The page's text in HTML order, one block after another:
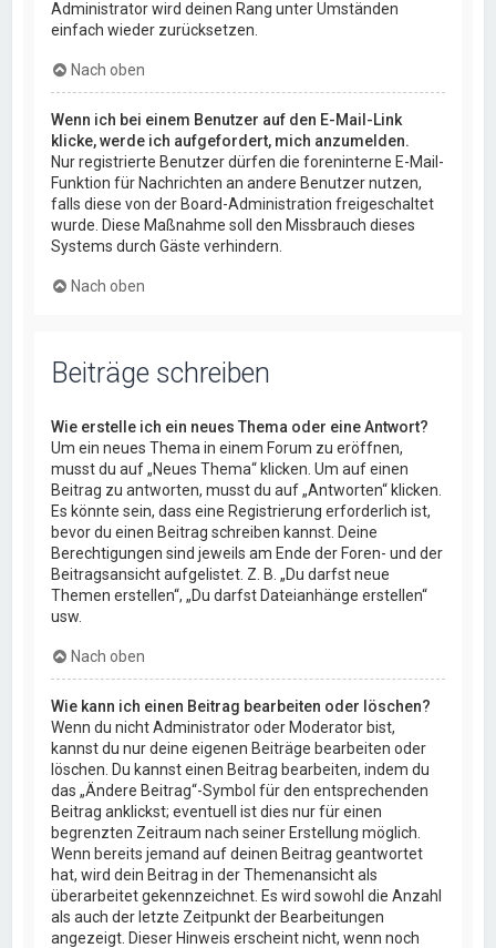
Administrator wird deinen Rang unter Umständen
einfach wieder zurücksetzen.
Nach oben
Wenn ich bei einem Benutzer auf den E-Mail-Link
klicke, werde ich aufgefordert, mich anzumelden.
Nur registrierte Benutzer dürfen die foreninterne E-Mail-
Funktion für Nachrichten an andere Benutzer nutzen,
falls diese von der Board-Administration freigeschaltet
wurde. Diese Maßnahme soll den Missbrauch dieses
Systems durch Gäste verhindern.
Nach oben
Beiträge schreiben
Wie erstelle ich ein neues Thema oder eine Antwort?
Um ein neues Thema in einem Forum zu eröffnen,
musst du auf „Neues Thema“ klicken. Um auf einen
Beitrag zu antworten, musst du auf „Antworten“ klicken.
Es könnte sein, dass eine Registrierung erforderlich ist,
bevor du einen Beitrag schreiben kannst. Deine
Berechtigungen sind jeweils am Ende der Foren- und der
Beitragsansicht aufgelistet. Z. B. „Du darfst neue
Themen erstellen“, „Du darfst Dateianhänge erstellen“
usw.
Nach oben
Wie kann ich einen Beitrag bearbeiten oder löschen?
Wenn du nicht Administrator oder Moderator bist,
kannst du nur deine eigenen Beiträge bearbeiten oder
löschen. Du kannst einen Beitrag bearbeiten, indem du
das „Ändere Beitrag“-Symbol für den entsprechenden
Beitrag anklickst; eventuell ist dies nur für einen
begrenzten Zeitraum nach seiner Erstellung möglich.
Wenn bereits jemand auf deinen Beitrag geantwortet
hat, wird dein Beitrag in der Themenansicht als
überarbeitet gekennzeichnet. Es wird sowohl die Anzahl
als auch der letzte Zeitpunkt der Bearbeitungen
angezeigt. Dieser Hinweis erscheint nicht, wenn noch